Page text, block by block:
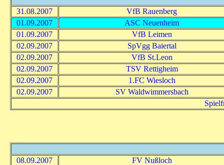
31.08.2007
VfB Rauenberg
01.09.2007
ASC Neuenheim
01.09.2007
VfB Leimen
02.09.2007
SpVgg Baiertal
02.09.2007
VfB St.Leon
02.09.2007
TSV Rettigheim
02.09.2007
1.FC Wiesloch
02.09.2007
SV Waldwimmersbach
08.09.2007
FV Nußloch